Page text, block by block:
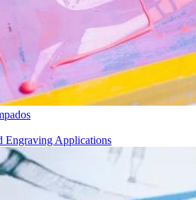
Engraving Applications